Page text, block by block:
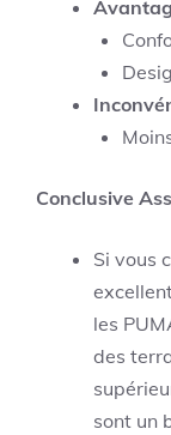
Conclusive
Si vous
les
des
sont un